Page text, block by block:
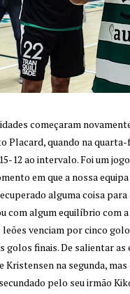
começaram
Placard, quando na
12 ao intervalo. Foi um
em que a nossa
alguma coisa
com algum equilíbrio com
leões venciam por cinco
golos finais. De salientar
na segunda,
pelo seu irmão